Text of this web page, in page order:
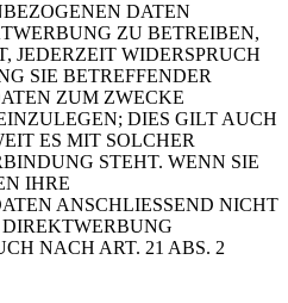
DATEN
ZU BETREIBEN,
JEDERZEIT WIDERSPRUCH
SIE BETREFFENDER
ZUM ZWECKE
DIES GILT AUCH
ES MIT SOLCHER
STEHT. WENN SIE
IHRE
ANSCHLIESSEND NICHT
NACH ART. 21 ABS. 2